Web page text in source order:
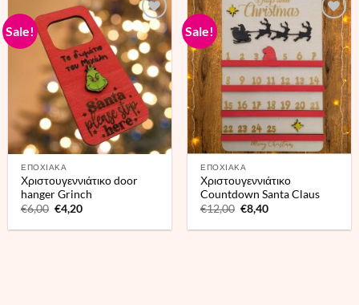
Sale!
ΕΠΟΧΙΑΚΑ
Χριστουγεννιάτικο door
hanger Grinch
€6,00 Original
price
was:
€4,20Current
is:
Sale!
ΕΠΟΧΙΑΚΑ
Χριστουγεννιάτικο
Countdown Santa Claus
€12,00 Original
price
was:
€8,40Current
is: